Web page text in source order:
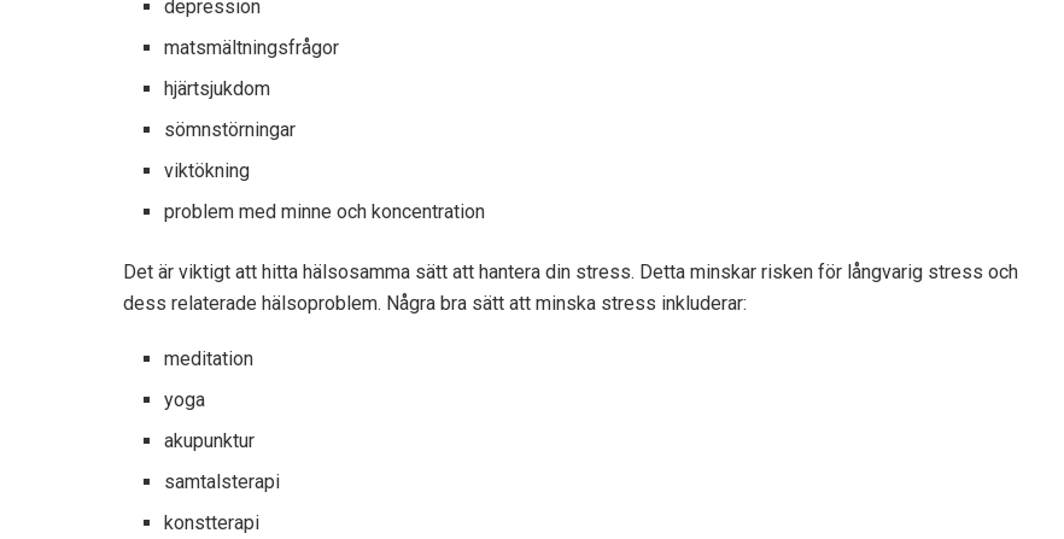
depression
matsmältningsfrågor
hjärtsjukdom
sömnstörningar
viktökning
problem med minne och koncentration
Det är viktigt att hitta hälsosamma sätt att hantera din stress. Detta minskar risken för långvarig stress och
dess relaterade hälsoproblem. Några bra sätt att minska stress inkluderar:
meditation
yoga
akupunktur
samtalsterapi
konstterapi